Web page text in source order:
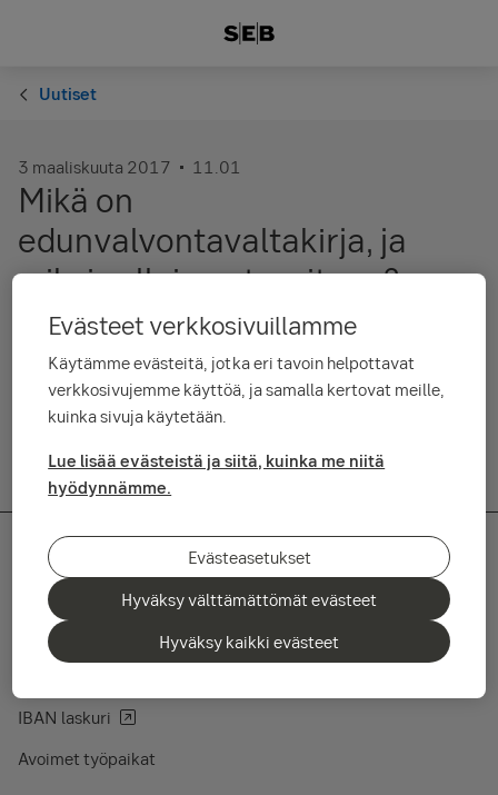
Uutiset
3 maaliskuuta 2017 11.01
Mikä on
edunvalvontavaltakirja, ja
miksi sellainen tarvitaan?
Portinintavoittaa numerosta (09) 6162 8203 tai
sähköpostitsesofia.portin@seb.fi.
Pikalinkit
Rahastojen kurssilista
IBAN laskuri
Avoimet työpaikat
Evästeet verkkosivuillamme
Käytämme evästeitä, jotka eri tavoin helpottavat
verkkosivujemme käyttöä, ja samalla kertovat meille,
kuinka sivuja käytetään.
Lue lisää evästeistä ja siitä, kuinka me niitä
hyödynnämme.
Evästeasetukset
Hyväksy välttämättömät evästeet
Hyväksy kaikki evästeet